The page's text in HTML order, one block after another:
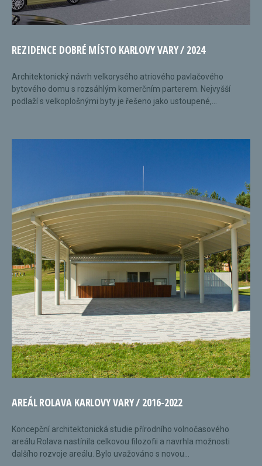
REZIDENCE DOBRÉ MÍSTO KARLOVY VARY / 2024
Architektonický návrh velkorysého atriového pavlačového
bytového domu s rozsáhlým komerčním parterem. Nejvyšší
podlaží s velkoplošnými byty je řešeno jako ustoupené,...
AREÁL ROLAVA KARLOVY VARY / 2016-2022
Koncepční architektonická studie přírodního volnočasového
areálu Rolava nastínila celkovou filozofii a navrhla možnosti
dalšího rozvoje areálu. Bylo uvažováno s novou...